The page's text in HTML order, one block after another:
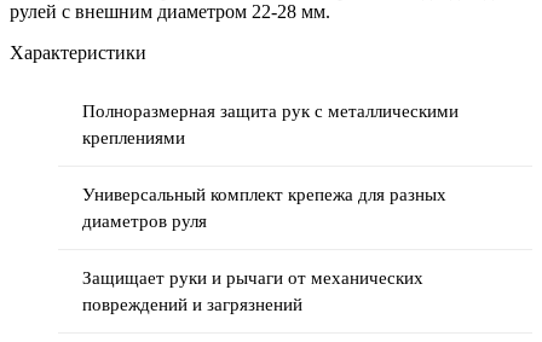
рулей с внешним диаметром 22-28 мм.
Характеристики
Полноразмерная защита рук с металлическими
креплениями
Универсальный комплект крепежа для разных
диаметров руля
Защищает руки и рычаги от механических
повреждений и загрязнений